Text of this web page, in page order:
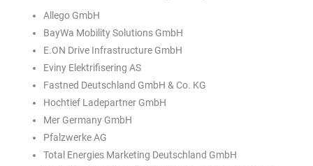
Allego GmbH
BayWa Mobility Solutions GmbH
E.ON Drive Infrastructure GmbH
Eviny Elektrifisering AS
Fastned Deutschland GmbH & Co. KG
Hochtief Ladepartner GmbH
Mer Germany GmbH
Pfalzwerke AG
Total Energies Marketing Deutschland GmbH